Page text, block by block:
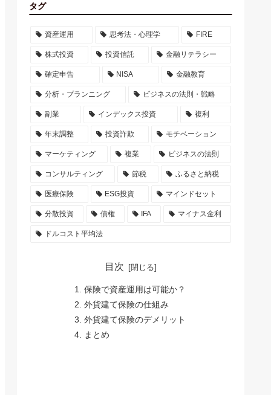
タグ
資産運用 思考法・心理学 FIRE
株式投資 投資信託 金融リテラシー
確定申告 NISA 金融教育
分析・プランニング ビジネスの法則・戦略
副業 インデックス投資 複利
年末調整 投資詐欺 モチベーション
マーケティング 複業 ビジネスの法則
コンサルティング 節税 ふるさと納税
医療保険 ESG投資 マインドセット
分散投資 債権 IFA マイナス金利
ドルコスト平均法
目次
保険で資産運用は可能か？
外貨建て保険の仕組み
外貨建て保険のデメリット
まとめ